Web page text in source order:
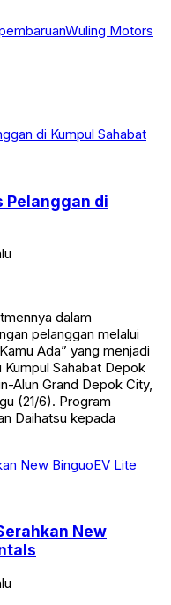
Wuling Motors
Pelanggan di
dalam
pelanggan melalui
Ada” yang menjadi
Kumpul Sahabat Depok
Alun Grand Depok City,
(21/6). Program
Daihatsu kepada
New